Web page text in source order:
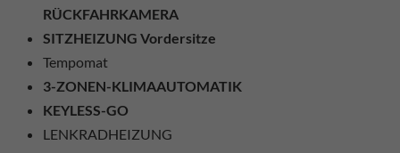
RÜCKFAHRKAMERA
SITZHEIZUNG Vordersitze
Tempomat
3-ZONEN-KLIMAAUTOMATIK
KEYLESS-GO
LENKRADHEIZUNG